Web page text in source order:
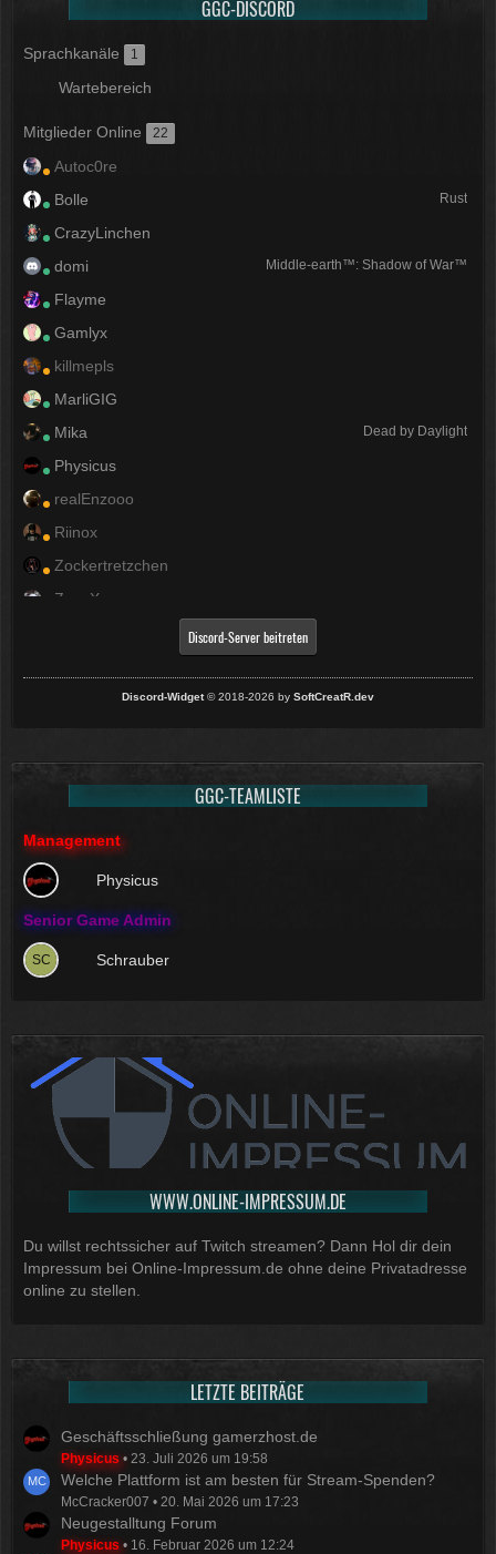
GGC-DISCORD
Sprachkanäle 1
Wartebereich
Mitglieder Online 22
Autoc0re
Bolle
Rust
CrazyLinchen
domi
Middle-earth™: Shadow of War™
Flayme
Gamlyx
killmepls
MarliGIG
Mika
Dead by Daylight
Physicus
realEnzooo
Riinox
Zockertretzchen
ZyneX
Discord-Server beitreten
Discord-Widget© 2018-2026 by SoftCreatR.dev
GGC-TEAMLISTE
Management
Physicus
Senior Game Admin
Schrauber
WWW.ONLINE-IMPRESSUM.DE
Du willst rechtssicher auf Twitch streamen? Dann Hol dir dein
Impressum bei Online-Impressum.de ohne deine Privatadresse
online zu stellen.
LETZTE BEITRÄGE
Geschäftsschließung gamerzhost.de
Physicus 23. Juli 2026 um 19:58
Welche Plattform ist am besten für Stream-Spenden?
McCracker007 20. Mai 2026 um 17:23
Neugestalltung Forum
Physicus 16. Februar 2026 um 12:24